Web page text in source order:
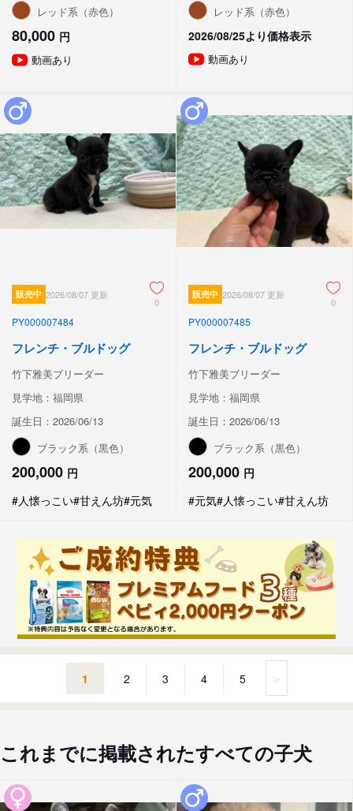
レッド系（赤色）
80,000 円
動画あり
レッド系（赤色）
2026/08/25より価格表示
動画あり
販売中 2026/08/07 更新
0
PY000007484
フレンチ・ブルドッグ
竹下雅美ブリーダー
見学地：福岡県
誕生日：2026/06/13
ブラック系（黒色）
200,000 円
#人懐っこい#甘えん坊#元気
販売中 2026/08/07 更新
0
PY000007485
フレンチ・ブルドッグ
竹下雅美ブリーダー
見学地：福岡県
誕生日：2026/06/13
ブラック系（黒色）
200,000 円
#元気#人懐っこい#甘えん坊
1 2 3 4 5 ＞
これまでに掲載されたすべての子犬